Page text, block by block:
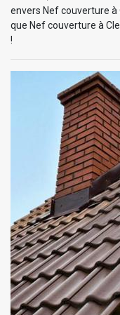
envers Nef couverture à
que Nef couverture à
!